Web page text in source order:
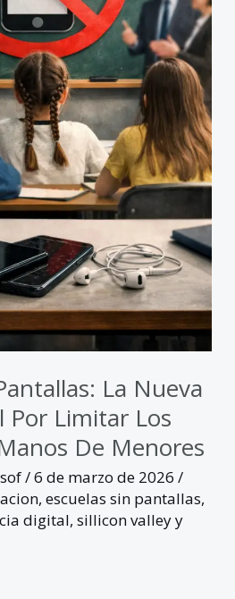
La Nueva
Por Limitar Los
De Menores
/6 de marzo de 2026/
,escuelas sin pantallas,
digital,sillicon valley y